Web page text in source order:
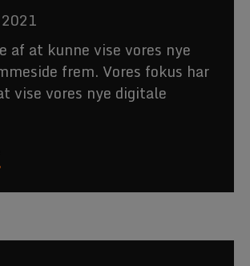
af at kunne vise vores nye
frem. Vores fokus har
vise vores nye digitale